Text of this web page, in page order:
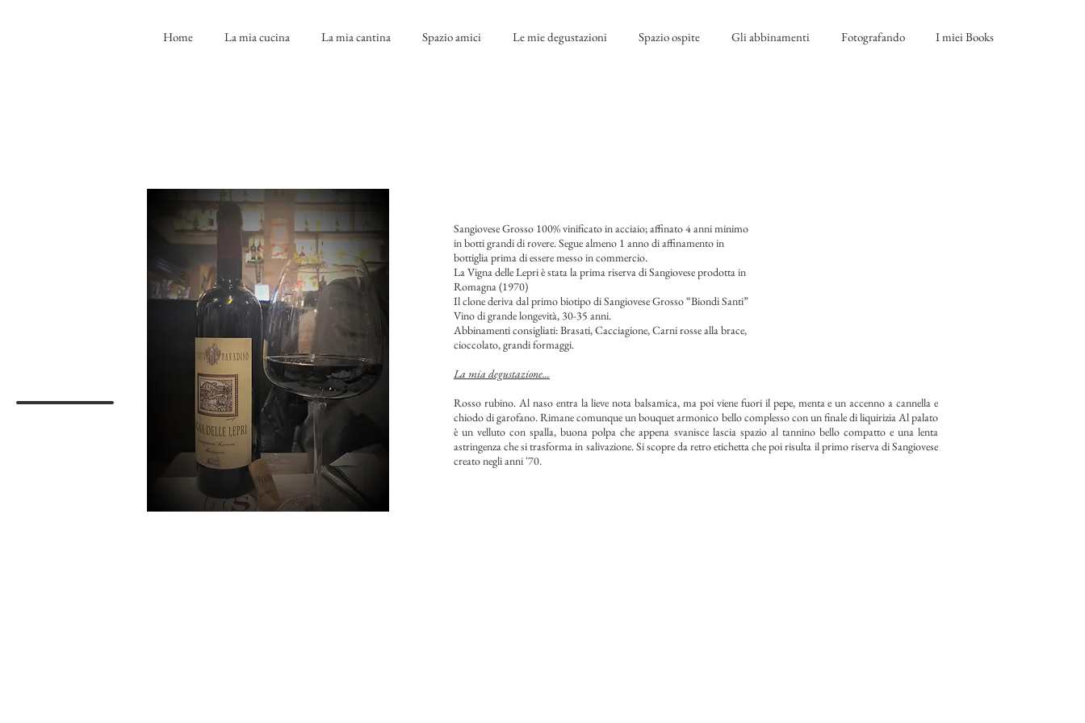
Home La mia cucina La mia cantina Spazio amici Le mie degustazioni Spazio ospite Gli abbinamenti Fotografando I miei Books
Sangiovese Grosso 100% vinificato in acciaio; affinato 4 anni minimo
in botti grandi di rovere. Segue almeno 1 anno di affinamento in
bottiglia prima di essere messo in commercio.
La Vigna delle Lepri è stata la prima riserva di Sangiovese prodotta in
Romagna (1970)
Il clone deriva dal primo biotipo di Sangiovese Grosso “Biondi Santi”
Vino di grande longevità, 30-35 anni.
Abbinamenti consigliati: Brasati, Cacciagione, Carni rosse alla brace,
cioccolato, grandi formaggi.
La mia degustazione...
Rosso rubino. Al naso entra la lieve nota balsamica, ma poi viene fuori il pepe, menta e un accenno a cannella e
chiodo di garofano. Rimane comunque un bouquet armonico bello complesso con un finale di liquirizia Al palato
è un velluto con spalla, buona polpa che appena svanisce lascia spazio al tannino bello compatto e una lenta
astringenza che si trasforma in salivazione. Si scopre da retro etichetta che poi risulta il primo riserva di Sangiovese
creato negli anni '70.